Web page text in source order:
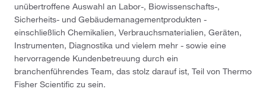
unübertroffene Auswahl an Labor-, Biowissenschafts-,
Sicherheits- und Gebäudemanagementprodukten -
einschließlich Chemikalien, Verbrauchsmaterialien, Geräten,
Instrumenten, Diagnostika und vielem mehr - sowie eine
hervorragende Kundenbetreuung durch ein
branchenführendes Team, das stolz darauf ist, Teil von Thermo
Fisher Scientific zu sein.